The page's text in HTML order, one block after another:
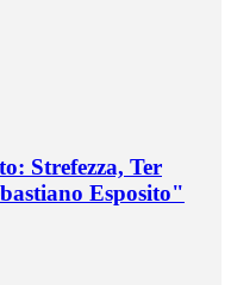
Strefezza, Ter
Esposito"